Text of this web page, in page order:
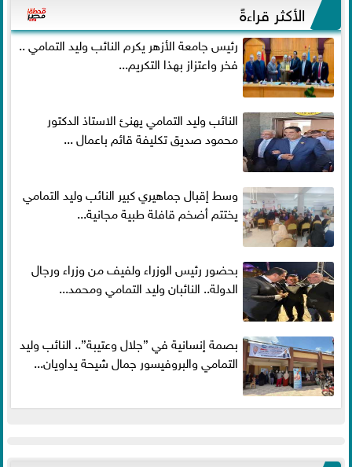
الأكثر قراءةً
رئيس جامعة الأزهر يكرم النائب وليد التمامي ..
فخر واعتزاز بهذا التكريم...
النائب وليد التمامي يهنئ الاستاذ الدكتور
محمود صديق تكليفة قائم باعمال ...
وسط إقبال جماهيري كبير النائب وليد التمامي
يختتم أضخم قافلة طبية مجانية...
بحضور رئيس الوزراء ولفيف من وزراء ورجال
الدولة.. النائبان وليد التمامي ومحمد...
بصمة إنسانية في ”جلال وعتيبة”.. النائب وليد
التمامي والبروفيسور جمال شيحة يداويان...